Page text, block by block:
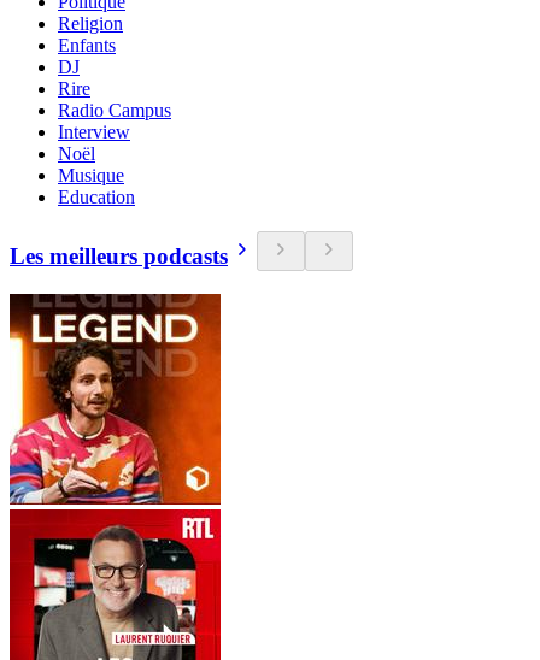
Religion
Enfants
DJ
Rire
Radio Campus
Interview
Noël
Musique
Education
Les meilleurs podcasts